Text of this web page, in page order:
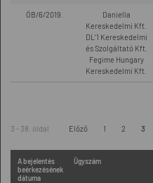
ÖB/6/2019.
Daniella
Kereskedelmi Kft.
DL’1 Kereskedelmi
és Szolgáltató Kft.
Fegime Hungary
Kereskedelmi Kft.
3 - 38. oldal Előző 1 2 3
A bejelentés
beérkezésének
dátuma
Ügyszám